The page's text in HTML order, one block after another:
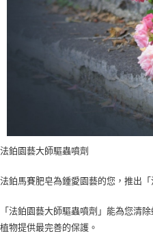
法鉑園藝大師驅蟲噴劑
法鉑馬賽肥皂為鍾愛園藝的您，推出「
「法鉑園藝大師驅蟲噴劑」能為您清
植物提供最完善的保護。